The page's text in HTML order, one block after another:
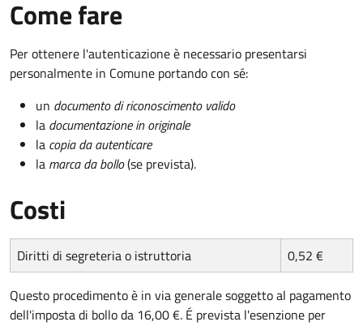
Come fare
Per ottenere l'autenticazione è necessario presentarsi
personalmente in Comune portando con sé:
un documento di riconoscimento valido
la documentazione in originale
la copia da autenticare
la marca da bollo(se prevista).
Costi
Diritti di segreteria o istruttoria 0,52 €
Questo procedimento è in via generale soggetto al pagamento
dell'imposta di bollo da 16,00 €. É prevista l'esenzione per